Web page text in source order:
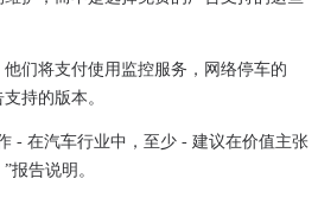
美元
们将支付使用监控服务，网络停车的
持的版本。
- 在汽车行业中，至少 - 建议在价值主张
报告说明。